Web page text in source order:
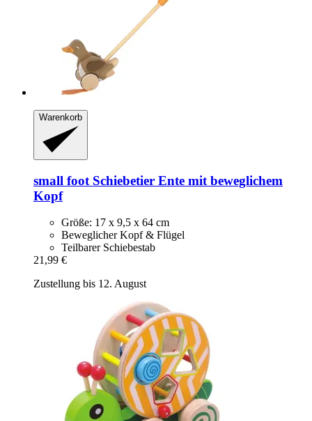
Warenkorb
small foot Schiebetier Ente mit beweglichem
Kopf
Größe: 17 x 9,5 x 64 cm
Beweglicher Kopf & Flügel
Teilbarer Schiebestab
21,99 €
Zustellung bis 12. August